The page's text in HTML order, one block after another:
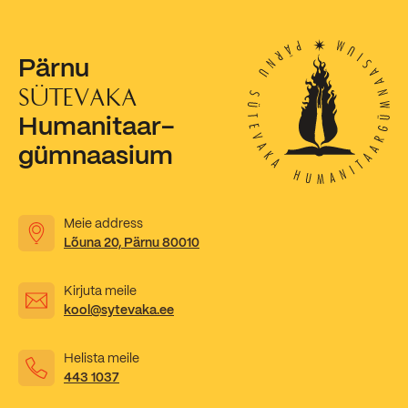
Kooliõde ja koolipsühholoogid
Pärnu
SÜTEVAKA
Humanitaar-
gümnaasium
Meie address
Lõuna 20, Pärnu 80010
Kirjuta meile
kool@sytevaka.ee
Helista meile
443 1037